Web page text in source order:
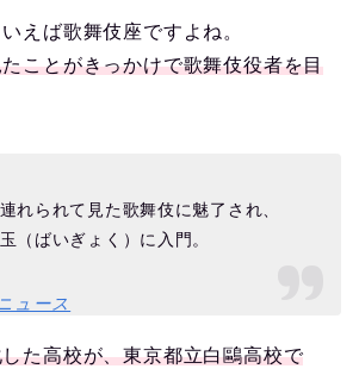
えば歌舞伎座ですよね。
ことがきっかけで歌舞伎役者を目
れられて見た歌舞伎に魅了され、
（ばいぎょく）に入門。
ュース
た高校が、東京都立白鷗高校で